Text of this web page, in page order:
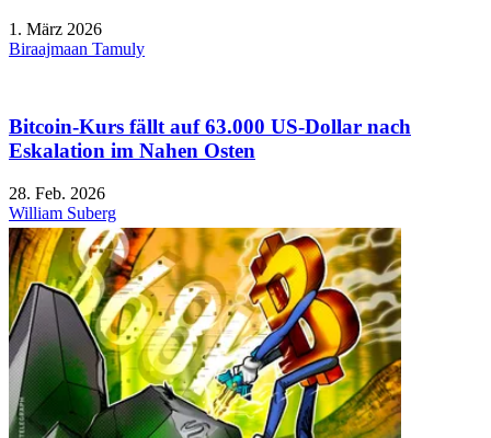
1. März 2026
Biraajmaan Tamuly
Bitcoin-Kurs fällt auf 63.000 US-Dollar nach
Eskalation im Nahen Osten
28. Feb. 2026
William Suberg